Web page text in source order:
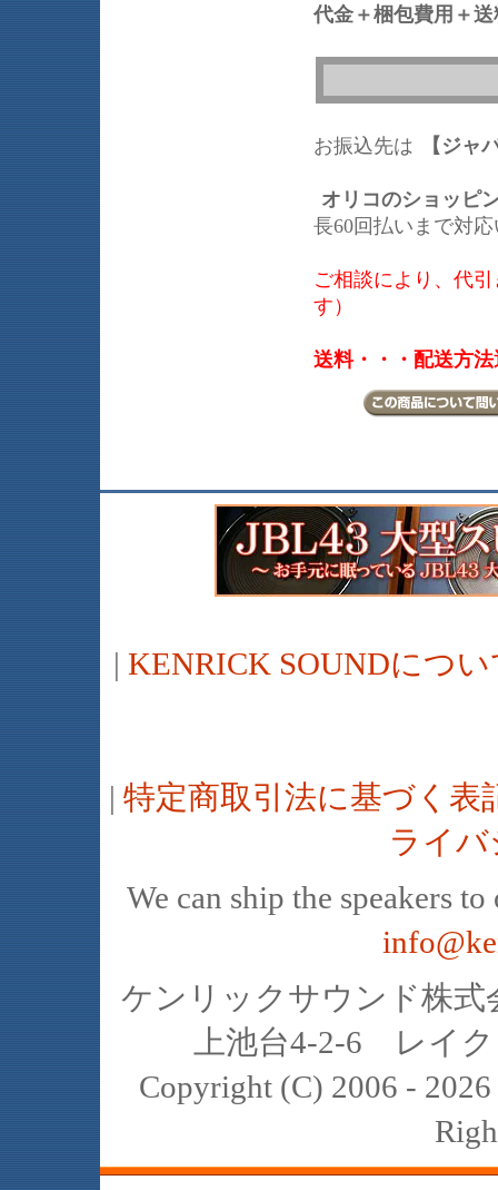
代金＋梱包費用＋送
お振込先は 【ジャ
オリコのショッピ
長60回払いまで対
ご相談により、代
す）
送料・・・配送方
| KENRICK SOUNDにつ
| 特定商取引法に基づく表
ライ
We can ship the speakers
ケンリックサウンド株
上池台4-2-6 レイ
Copyright (C) 2006 -